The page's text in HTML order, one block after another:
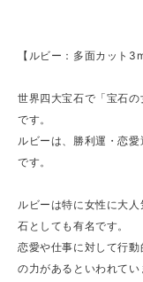
【ルビー：多面カット
世界四大宝石で「宝石
です。
ルビーは、勝利運・恋
です。
ルビーは特に女性に大
石としても有名です。
恋愛や仕事に対して行
の力があるといわれてい